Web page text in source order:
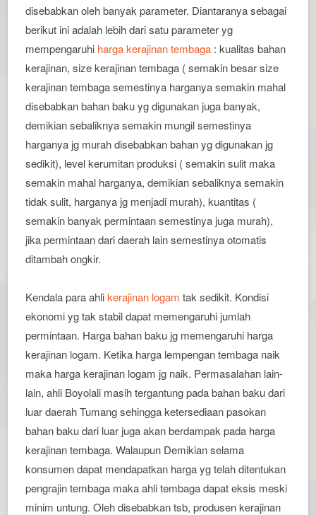
disebabkan oleh banyak parameter. Diantaranya sebagai
berikut ini adalah lebih dari satu parameter yg
mempengaruhi harga kerajinan tembaga : kualitas bahan
kerajinan, size kerajinan tembaga ( semakin besar size
kerajinan tembaga semestinya harganya semakin mahal
disebabkan bahan baku yg digunakan juga banyak,
demikian sebaliknya semakin mungil semestinya
harganya jg murah disebabkan bahan yg digunakan jg
sedikit), level kerumitan produksi ( semakin sulit maka
semakin mahal harganya, demikian sebaliknya semakin
tidak sulit, harganya jg menjadi murah), kuantitas (
semakin banyak permintaan semestinya juga murah),
jika permintaan dari daerah lain semestinya otomatis
ditambah ongkir.
Kendala para ahlikerajinan logam tak sedikit. Kondisi
ekonomi yg tak stabil dapat memengaruhi jumlah
permintaan. Harga bahan baku jg memengaruhi harga
kerajinan logam. Ketika harga lempengan tembaga naik
maka harga kerajinan logam jg naik. Permasalahan lain-
lain, ahli Boyolali masih tergantung pada bahan baku dari
luar daerah Tumang sehingga ketersediaan pasokan
bahan baku dari luar juga akan berdampak pada harga
kerajinan tembaga. Walaupun Demikian selama
konsumen dapat mendapatkan harga yg telah ditentukan
pengrajin tembaga maka ahli tembaga dapat eksis meski
minim untung. Oleh disebabkan tsb, produsen kerajinan